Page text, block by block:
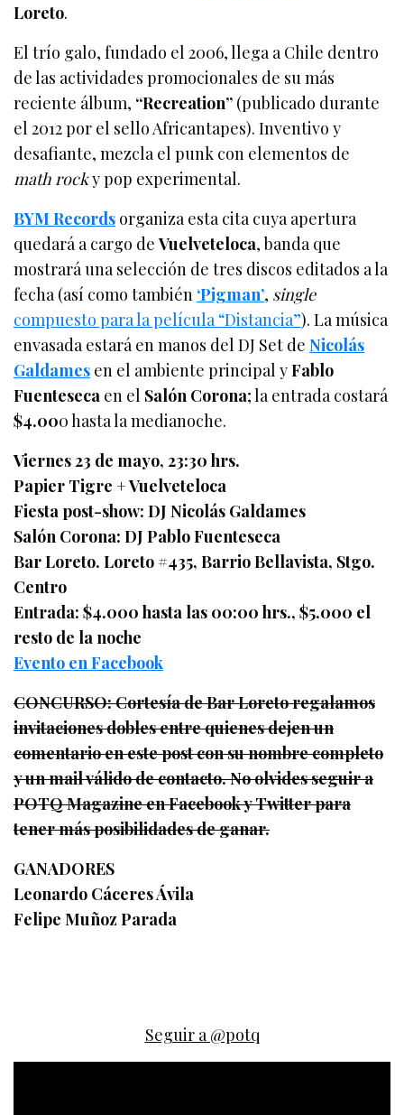
Loreto.
El trío galo, fundado el 2006, llega a Chile dentro
de las actividades promocionales de su más
reciente álbum, “Recreation” (publicado durante
el 2012 por el sello Africantapes). Inventivo y
desafiante, mezcla el punk con elementos de
math rocky pop experimental.
BYM Records organiza esta cita cuya apertura
quedará a cargo deVuelveteloca, banda que
mostrará una selección de tres discos editados a la
fecha (así como también ‘Pigman’, single
compuesto para la película “Distancia”). La música
envasada estará en manos del DJ Set deNicolás
Galdames en el ambiente principal yFablo
Fuenteseca en el Salón Corona; la entrada costará
$4.000 hasta la medianoche.
Viernes 23 de mayo, 23:30 hrs.
Papier Tigre + Vuelveteloca
Fiesta post-show: DJ Nicolás Galdames
Salón Corona: DJ Pablo Fuenteseca
Bar Loreto. Loreto #435, Barrio Bellavista, Stgo.
Centro
Entrada: $4.000 hasta las 00:00 hrs., $5.000 el
resto de la noche
Evento en Facebook
CONCURSO: Cortesía de Bar Loreto regalamos
invitaciones dobles entre quienes dejen un
comentario en este post con su nombre completo
y un mail válido de contacto. No olvides seguir a
POTQ Magazine en Facebook y Twitter para
tener más posibilidades de ganar.
GANADORES
Leonardo Cáceres Ávila
Felipe Muñoz Parada
Seguir a @potq